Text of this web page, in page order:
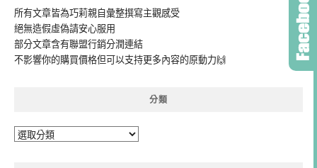
所有文章皆為巧莉親自彙整撰寫主觀感受
絕無造假虛偽請安心服用
部分文章含有聯盟行銷分潤連結
不影響你的購買價格但可以支持更多內容的原動力🙌
分類
分